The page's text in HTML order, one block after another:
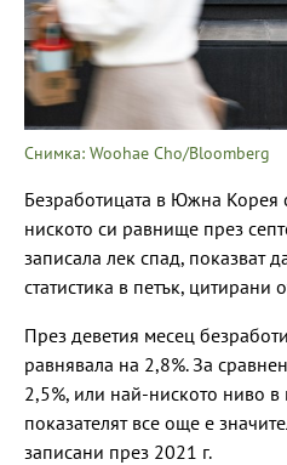
Снимка: Woohae Cho/Bloomberg
Безработицата в Южна Корея
ниското си равнище през
записала лек спад, показват
статистика в петък, цитирани
През деветия месец
равнявала на 2,8%. За
2,5%, или най-ниското ниво в
показателят все още е
записани през 2021 г.